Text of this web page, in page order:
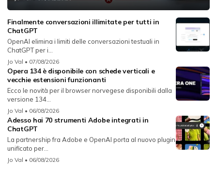
Finalmente conversazioni illimitate per tutti in
ChatGPT
OpenAI elimina i limiti delle conversazioni testuali in
ChatGPT per i...
Jo Val • 07/08/2026
Opera 134 è disponibile con schede verticali e
vecchie estensioni funzionanti
Ecco le novità per il browser norvegese disponibili dalla
versione 134...
Jo Val • 06/08/2026
Adesso hai 70 strumenti Adobe integrati in
ChatGPT
La partnership fra Adobe e OpenAI porta al nuovo plugin
unificato per...
Jo Val • 06/08/2026